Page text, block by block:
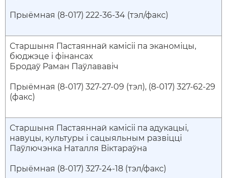
Прыёмная (8-017) 222-36-34 (тэл/факс)
Старшыня Пастаяннай камісіі па эканоміцы,
бюджэце і фінансах
Бродаў Раман Паўлававіч
Прыёмная (8-017) 327-27-09 (тэл), (8-017) 327-62-29
(факс)
Старшыня Пастаяннай камісіі па адукацыі,
навуцы, культуры і сацыяльным развіцці
Паўлючэнка Наталля Віктараўна
Прыёмная (8-017) 327-24-18 (тэл/факс)